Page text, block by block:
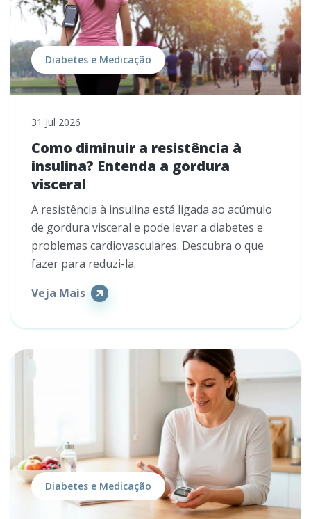
Diabetes e Medicação
31 Jul 2026
Como diminuir a resistência à
insulina? Entenda a gordura
visceral
A resistência à insulina está ligada ao acúmulo
de gordura visceral e pode levar a diabetes e
problemas cardiovasculares. Descubra o que
fazer para reduzi-la.
Veja Mais
Diabetes e Medicação